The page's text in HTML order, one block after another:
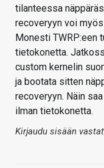
tilanteessa
recoveryyn voi
Monesti TWRP:een
tietokonetta.
custom kernelin
ja bootata sitten
recoveryyn. Näin
ilman tietokonetta.
Kirjaudu sisään